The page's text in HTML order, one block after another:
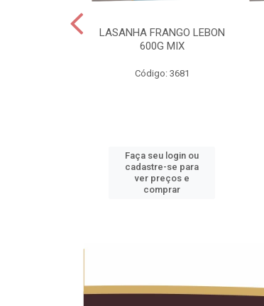
LASANHA FRANGO LEBON
600G MIX
Código: 3681
Faça seu login ou
cadastre-se para
ver preços e
comprar